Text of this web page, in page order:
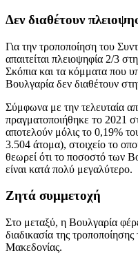
Δεν διαθέτουν
Για την τροποποίηση του
απαιτείται πλειοψηφία 2/3
Σκόπια και τα κόμματα που
Βουλγαρία δεν διαθέτουν
Σύμφωνα με την τελευταία
πραγματοποιήθηκε то 2021
αποτελούν μόλις το 0,19%
3.504 άτομα), στοιχείο το
θεωρεί ότι το ποσοστό των
είναι κατά πολύ μεγαλύτερο.
Ζητά συμμετοχή
Στο μεταξύ, η Βουλγαρία
διαδικασία της
Μακεδονίας.